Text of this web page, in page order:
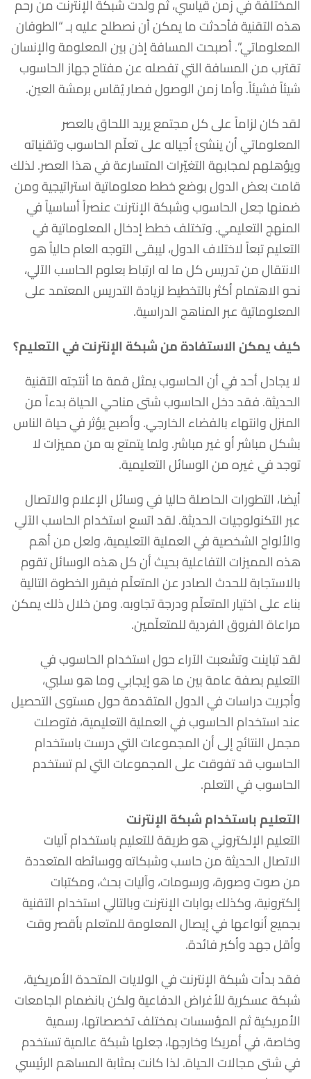
المختلفة في زمن قياسي، ثم ولدت شبكة الإنترنت من رحم
هذه التقنية فأحدثت ما يمكن أن نصطلح عليه بـ “الطوفان
المعلوماتي”. أصبحت المسافة إذن بين المعلومة والإنسان
تقترب من المسافة التي تفصله عن مفتاح جهاز الحاسوب
شيئاً فشيئاً. وأما زمن الوصول فصار يُقاس برمشة العين.
لقد كان لزاماً على كل مجتمع يريد اللحاق بالعصر
المعلوماتي أن ينشئ أجياله على تعلّم الحاسوب وتقنياته
ويؤهلهم لمجابهة التغيّرات المتسارعة في هذا العصر. لذلك
قامت بعض الدول بوضع خطط معلوماتية استراتيجية ومن
ضمنها جعل الحاسوب وشبكة الإنترنت عنصراً أساسياً في
المنهج التعليمي. وتختلف خطط إدخال المعلوماتية في
التعليم تبعاً لاختلاف الدول، ليبقى التوجه العام حالياً هو
الانتقال من تدريس كل ما له ارتباط بعلوم الحاسب الآلي،
نحو الاهتمام أكثر بالتخطيط لزيادة التدريس المعتمد على
المعلوماتية عبر المناهج الدراسية.
كيف يمكن الاستفادة من شبكة الإنترنت في التعليم؟
لا يجادل أحد في أن الحاسوب يمثل قمة ما أنتجته التقنية
الحديثة. فقد دخل الحاسوب شتى مناحي الحياة بدءاً من
المنزل وانتهاء بالفضاء الخارجي. وأصبح يؤثر في حياة الناس
بشكل مباشر أو غير مباشر. ولما يتمتع به من مميزات لا
توجد في غيره من الوسائل التعليمية.
أيضا، التطورات الحاصلة حاليا في وسائل الإعلام والاتصال
عبر التكنولوجيات الحديثة. لقد اتسع استخدام الحاسب الآلي
والألواح الشخصية في العملية التعليمية، ولعل من أهم
هذه المميزات التفاعلية بحيث أن كل هذه الوسائل تقوم
بالاستجابة للحدث الصادر عن المتعلّم فيقرر الخطوة التالية
بناء على اختيار المتعلّم ودرجة تجاوبه. ومن خلال ذلك يمكن
مراعاة الفروق الفردية للمتعلّمين.
لقد تباينت وتشعبت الآراء حول استخدام الحاسوب في
التعليم بصفة عامة بين ما هو إيجابي وما هو سلبي،
وأجريت دراسات في الدول المتقدمة حول مستوى التحصيل
عند استخدام الحاسوب في العملية التعليمية، فتوصلت
مجمل النتائج إلى أن المجموعات التي درست باستخدام
الحاسوب قد تفوقت على المجموعات التي لم تستخدم
الحاسوب في التعلم.
التعليم باستخدام شبكة الإنترنت
التعليم الإلكتروني هو طريقة للتعليم باستخدام آليات
الاتصال الحديثة من حاسب وشبكاته ووسائطه المتعددة
من صوت وصورة، ورسومات، وآليات بحث، ومكتبات
إلكترونية، وكذلك بوابات الإنترنت وبالتالي استخدام التقنية
بجميع أنواعها في إيصال المعلومة للمتعلم بأقصر وقت
وأقل جهد وأكبر فائدة.
فقد بدأت شبكة الإنترنت في الولايات المتحدة الأمريكية،
شبكة عسكرية للأغراض الدفاعية ولكن بانضمام الجامعات
الأمريكية ثم المؤسسات بمختلف تخصصاتها، رسمية
وخاصة، في أمريكا وخارجها، جعلها شبكة عالمية تستخدم
في شتى مجالات الحياة. لذا كانت بمثابة المساهم الرئيسي